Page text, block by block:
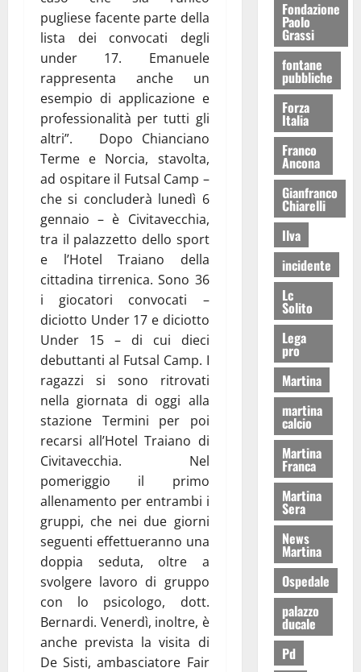
pugliese facente parte della
lista dei convocati degli
under 17. Emanuele
rappresenta anche un
esempio di applicazione e
professionalità per tutti gli
altri”. Dopo Chianciano
Terme e Norcia, stavolta,
ad ospitare il Futsal Camp –
che si concluderà lunedì 6
gennaio – è Civitavecchia,
tra il palazzetto dello sport
e l’Hotel Traiano della
cittadina tirrenica. Sono 36
i giocatori convocati –
diciotto Under 17 e diciotto
Under 15 – di cui dieci
debuttanti al Futsal Camp. I
ragazzi si sono ritrovati
nella giornata di oggi alla
stazione Termini per poi
recarsi all’Hotel Traiano di
Civitavecchia. Nel
pomeriggio il primo
allenamento per entrambi i
gruppi, che nei due giorni
seguenti effettueranno una
doppia seduta, oltre a
svolgere lavoro di gruppo
con lo psicologo, dott.
Bernardi. Venerdì, inoltre, è
anche prevista la visita di
De Sisti, ambasciatore Fair
Fondazione
Paolo
Grassi
fontane
pubbliche
Forza
Italia
Franco
Ancona
Gianfranco
Chiarelli
Ilva
incidente
Lc
Solito
Lega
pro
Martina
martina
calcio
Martina
Franca
Martina
Sera
News
Martina
Ospedale
palazzo
ducale
Pd